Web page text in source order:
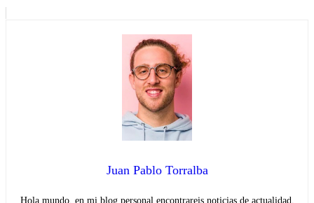
Juan Pablo Torralba
Hola mundo, en mi blog personal encontrareis noticias de actualidad.